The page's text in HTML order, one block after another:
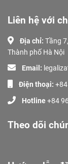
Liên hệ với
Địa chỉ: Tầng
Thành phố Hà Nội
Email:
Điện thoại:
Hotline+84
Theo dõi